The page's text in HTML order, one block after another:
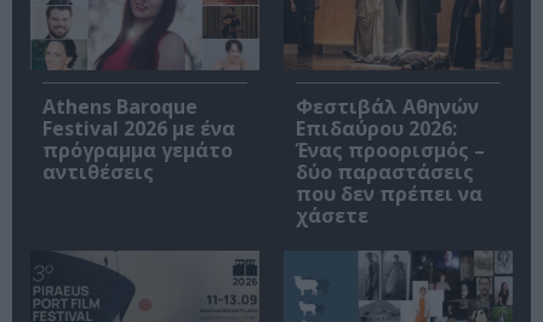
Athens Baroque
Festival 2026 με ένα
πρόγραμμα γεμάτο
αντιθέσεις
Φεστιβάλ Αθηνών
Επιδαύρου 2026:
Ένας προορισμός –
δύο παραστάσεις
που δεν πρέπει να
χάσετε